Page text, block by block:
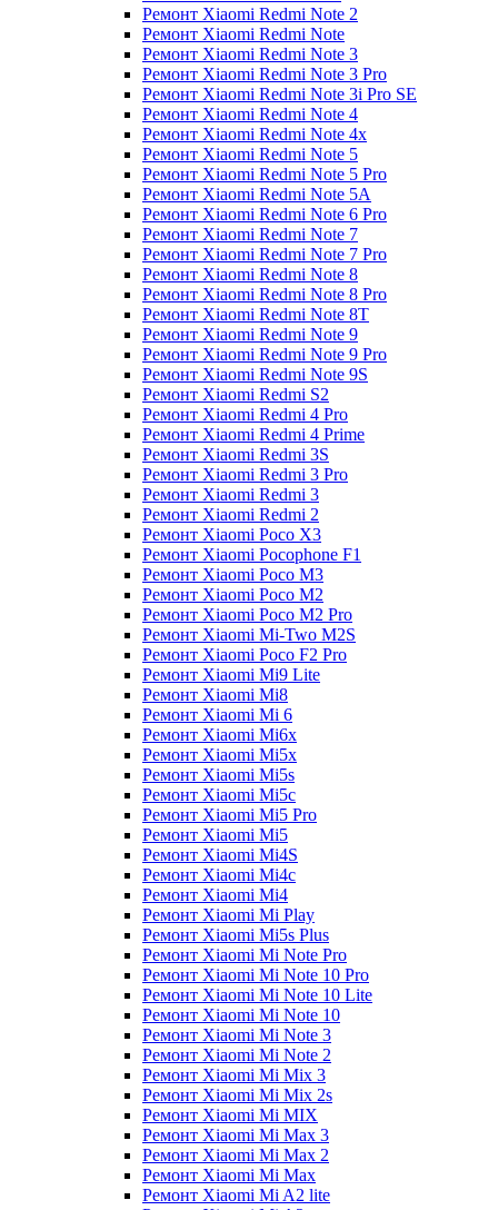
Ремонт Xiaomi Redmi Note 2
Ремонт Xiaomi Redmi Note
Ремонт Xiaomi Redmi Note 3
Ремонт Xiaomi Redmi Note 3 Pro
Ремонт Xiaomi Redmi Note 3i Pro SE
Ремонт Xiaomi Redmi Note 4
Ремонт Xiaomi Redmi Note 4x
Ремонт Xiaomi Redmi Note 5
Ремонт Xiaomi Redmi Note 5 Pro
Ремонт Xiaomi Redmi Note 5A
Ремонт Xiaomi Redmi Note 6 Pro
Ремонт Xiaomi Redmi Note 7
Ремонт Xiaomi Redmi Note 7 Pro
Ремонт Xiaomi Redmi Note 8
Ремонт Xiaomi Redmi Note 8 Pro
Ремонт Xiaomi Redmi Note 8T
Ремонт Xiaomi Redmi Note 9
Ремонт Xiaomi Redmi Note 9 Pro
Ремонт Xiaomi Redmi Note 9S
Ремонт Xiaomi Redmi S2
Ремонт Xiaomi Redmi 4 Pro
Ремонт Xiaomi Redmi 4 Prime
Ремонт Xiaomi Redmi 3S
Ремонт Xiaomi Redmi 3 Pro
Ремонт Xiaomi Redmi 3
Ремонт Xiaomi Redmi 2
Ремонт Xiaomi Poco X3
Ремонт Xiaomi Pocophone F1
Ремонт Xiaomi Poco M3
Ремонт Xiaomi Poco M2
Ремонт Xiaomi Poco M2 Pro
Ремонт Xiaomi Mi-Two M2S
Ремонт Xiaomi Poco F2 Pro
Ремонт Xiaomi Mi9 Lite
Ремонт Xiaomi Mi8
Ремонт Xiaomi Mi 6
Ремонт Xiaomi Mi6x
Ремонт Xiaomi Mi5x
Ремонт Xiaomi Mi5s
Ремонт Xiaomi Mi5c
Ремонт Xiaomi Mi5 Pro
Ремонт Xiaomi Mi5
Ремонт Xiaomi Mi4S
Ремонт Xiaomi Mi4c
Ремонт Xiaomi Mi4
Ремонт Xiaomi Mi Play
Ремонт Xiaomi Mi5s Plus
Ремонт Xiaomi Mi Note Pro
Ремонт Xiaomi Mi Note 10 Pro
Ремонт Xiaomi Mi Note 10 Lite
Ремонт Xiaomi Mi Note 10
Ремонт Xiaomi Mi Note 3
Ремонт Xiaomi Mi Note 2
Ремонт Xiaomi Mi Mix 3
Ремонт Xiaomi Mi Mix 2s
Ремонт Xiaomi Mi MIX
Ремонт Xiaomi Mi Max 3
Ремонт Xiaomi Mi Max 2
Ремонт Xiaomi Mi Max
Ремонт Xiaomi Mi A2 lite